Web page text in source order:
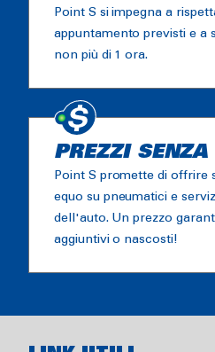
Point S si impegna a
appuntamento previsti e a
non più di 1 ora.
PREZZI SENZA
Point S promette di offrire
equo su pneumatici e
dell'auto. Un prezzo
aggiuntivi o nascosti!